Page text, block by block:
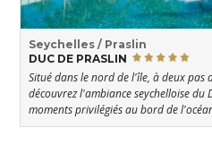
Seychelles / Praslin
DUC DE PRASLIN
Situé dans le nord de l'île, à deux pas
découvrez l'ambiance seychelloise du
moments privilégiés au bord de